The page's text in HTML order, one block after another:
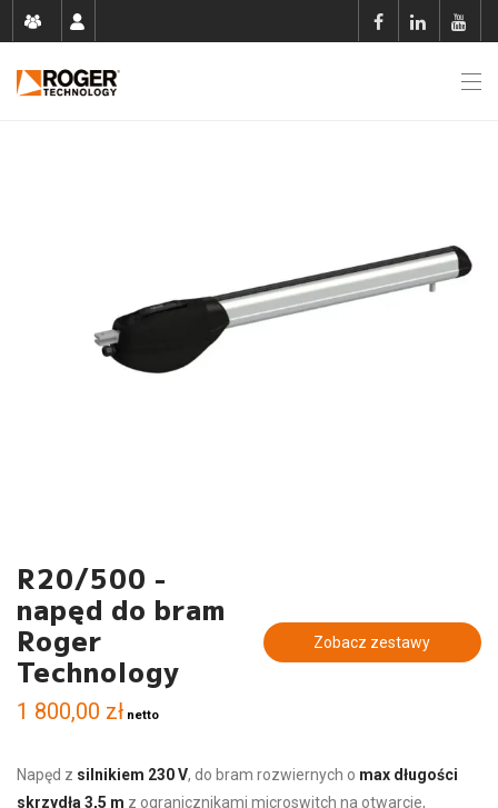
R20/500 -
napęd do bram
Roger
Technology
1 800,00 zł netto
Zobacz zestawy
Napęd z silnikiem 230 V, do bram rozwiernych o max długości
skrzydła 3,5 m z ogranicznikami microswitch na otwarcie,